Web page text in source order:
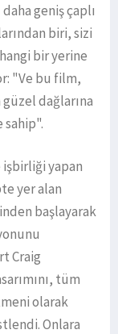
geniş çaplı
biri, sizi
bir yerine
"Ve bu film,
dağlarına
sahip".
yapan
yer alan
başlayarak
Craig
tüm
olarak
Onlara